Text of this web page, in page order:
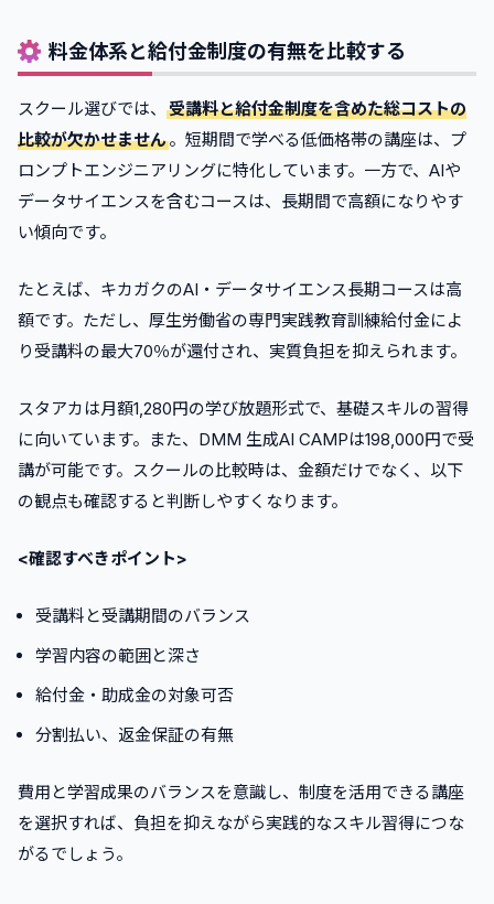
料金体系と給付金制度の有無を比較する
スクール選びでは、
受講料と給付金制度を含めた総コストの
比較が欠かせません。短期間で学べる低価格帯の講座は、プ
ロンプトエンジニアリングに特化しています。一方で、AIや
データサイエンスを含むコースは、長期間で高額になりやす
い傾向です。
たとえば、キカガクのAI・データサイエンス長期コースは高
額です。ただし、厚生労働省の専門実践教育訓練給付金によ
り受講料の最大70％が還付され、実質負担を抑えられます。
スタアカは月額1,280円の学び放題形式で、基礎スキルの習得
に向いています。また、DMM 生成AI CAMPは198,000円で受
講が可能です。スクールの比較時は、金額だけでなく、以下
の観点も確認すると判断しやすくなります。
<確認すべきポイント>
受講料と受講期間のバランス
学習内容の範囲と深さ
給付金・助成金の対象可否
分割払い、返金保証の有無
費用と学習成果のバランスを意識し、制度を活用できる講座
を選択すれば、負担を抑えながら実践的なスキル習得につな
がるでしょう。